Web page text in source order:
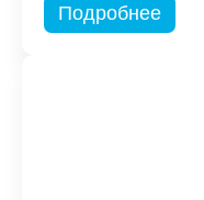
Подробнее